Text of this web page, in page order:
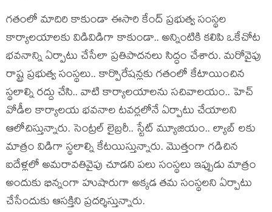
గతంలో మాదిరి కాకుండా ఈసారి కేంద్ ప్రభుత్వ సంస్థల
కార్యాలయాలకు విడివిడిగా కాకుండా.. అన్నింటికి కలిపి ఒకేచోట
భవనాన్ని ఏర్పాటు చేసేలా ప్రతిపాదనలు సిద్ధం చేశారు. మరోవైపు
రాష్ట్ర ప్రభుత్వ సంస్థలు.. కార్పొరేషన్లకు గతంలో కేటాయించిన
స్థలాల్ని రద్దు చేసి.. వాటి కార్యాలయాలను సచివాలయం.. హెచ్
వోడీల కార్యాలయ భవనాల టవర్లలోనే ఏర్పాటు చేయాలని
ఆలోచిస్తున్నారు. సెంట్రల్ లైబ్రరీ.. స్టేట్ మ్యూజియం.. ల్యాబ్ లకు
మాత్రం విడిగా స్థలాల్ని కేటయిస్తున్నారు. మొత్తంగా గడిచిన
ఐదేళ్లలో అమరావతివైపు చూడని పలు సంస్థలు ఇప్పుడు మాత్రం
అందుకు భిన్నంగా హుషారుగా అక్కడ తమ సంస్థలని ఏర్పాటు
చేసేందుకు ఆసక్తిని ప్రదర్శిస్తున్నారు.